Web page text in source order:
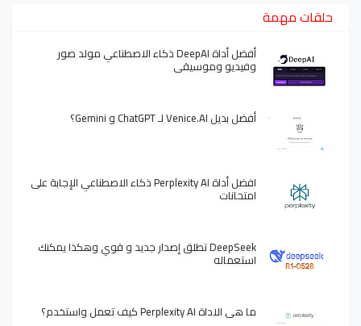
حلقات مهمة
أفضل أداة DeepAI ذكاء الاصطناعي مولد صور
وفيديو وموسيقى
أفضل بديل Venice.AI لـ ChatGPT و Gemini؟
افضل أداة Perplexity AI ذكاء الاصطناعي الإجابة على
امتحانات
DeepSeek تطلق إصدار جديد و قوي وهكذا يمكنك
استعماله
ما هي الاداة Perplexity AI كيف تعمل واستخدم؟